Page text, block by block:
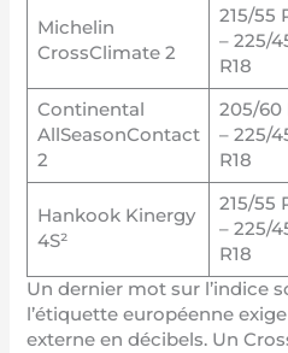
Michelin
CrossClimate 2
215/55
– 225/
R18
Continental
AllSeasonContact
2
205/60
– 225/
R18
Hankook Kinergy
4S²
215/55
– 225/
R18
Un dernier mot sur l’indice
l’étiquette européenne
externe en décibels. Un